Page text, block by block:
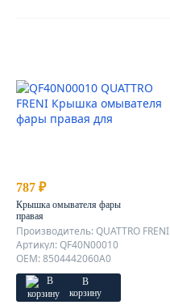
787 ₽
Крышка омывателя фары
правая
Производитель: QUATTRO FRENI
Артикул: QF40N00010
OEM: 8504442060A0
В
корзину